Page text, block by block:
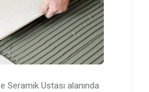
Seramik Ustası alanında